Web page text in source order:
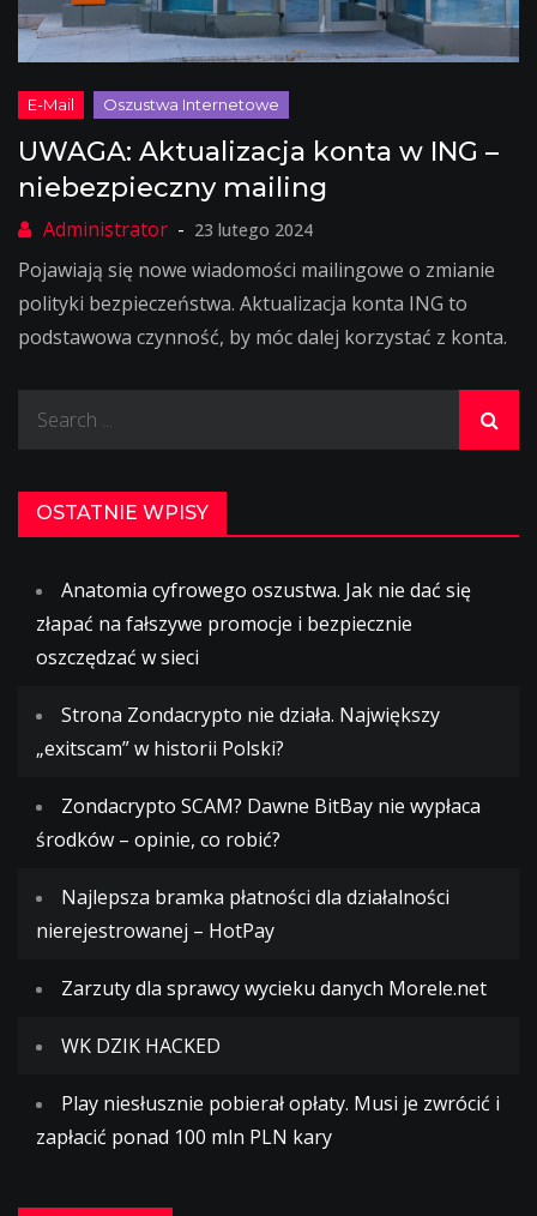
UWAGA: Aktualizacja konta w ING –
niebezpieczny mailing
23 lutego 2024
Pojawiają się nowe wiadomości mailingowe o zmianie
polityki bezpieczeństwa. Aktualizacja konta ING to
podstawowa czynność, by móc dalej korzystać z konta.
OSTATNIE WPISY
Anatomia cyfrowego oszustwa. Jak nie dać się
złapać na fałszywe promocje i bezpiecznie
oszczędzać w sieci
Strona Zondacrypto nie działa. Największy
„exitscam” w historii Polski?
Zondacrypto SCAM? Dawne BitBay nie wypłaca
środków – opinie, co robić?
Najlepsza bramka płatności dla działalności
nierejestrowanej – HotPay
Zarzuty dla sprawcy wycieku danych Morele.net
WK DZIK HACKED
Play niesłusznie pobierał opłaty. Musi je zwrócić i
zapłacić ponad 100 mln PLN kary